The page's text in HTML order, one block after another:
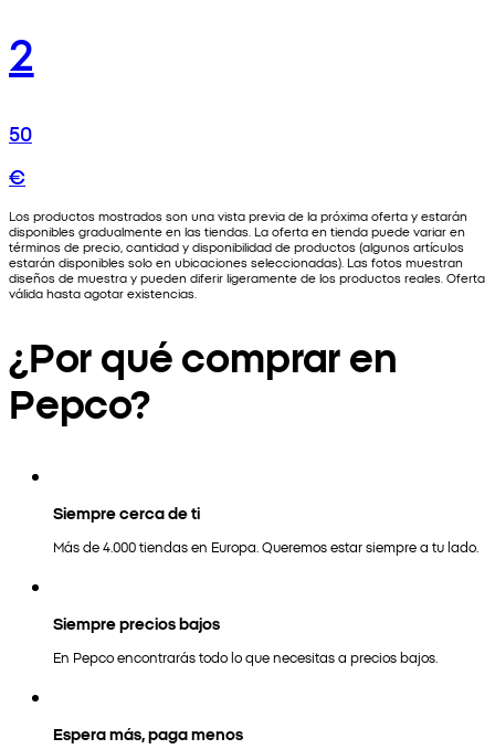
2
50
€
Los productos mostrados son una vista previa de la próxima oferta y estarán
disponibles gradualmente en las tiendas. La oferta en tienda puede variar en
términos de precio, cantidad y disponibilidad de productos (algunos artículos
estarán disponibles solo en ubicaciones seleccionadas). Las fotos muestran
diseños de muestra y pueden diferir ligeramente de los productos reales. Oferta
válida hasta agotar existencias.
¿Por qué comprar en
Pepco?
Siempre cerca de ti
Más de 4.000 tiendas en Europa. Queremos estar siempre a tu lado.
Siempre precios bajos
En Pepco encontrarás todo lo que necesitas a precios bajos.
Espera más, paga menos